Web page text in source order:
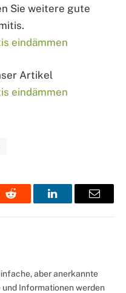
Sie weitere gute
eindämmen
Artikel
eindämmen
Reddit LinkedInEmail
aber anerkannte
und Informationen werden